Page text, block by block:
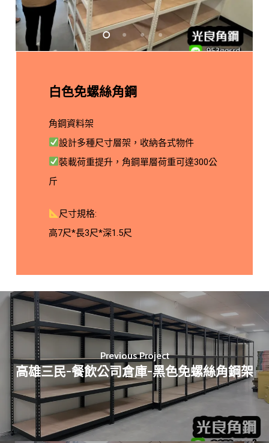
白色免螺絲角鋼
角鋼資料架
設計多種尺寸層架，收納各式物件
裝載荷重提升，角鋼單層荷重可達300公
斤
尺寸規格:
高7尺*長3尺*深1.5尺
Previous Project
高雄三民-餐飲公司倉庫-黑色免螺絲角鋼架